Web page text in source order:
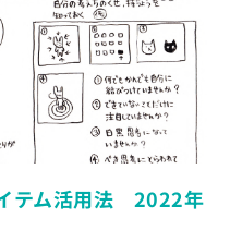
イテム活用法 2022年